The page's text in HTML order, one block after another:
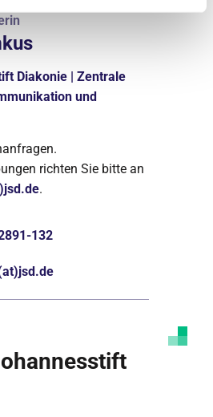
Diakonie | Zentrale
und
richten Sie bitte an
.
132